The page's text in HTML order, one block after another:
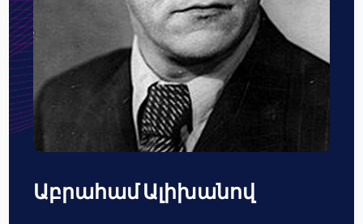
Աբրահամ Ալիխանով